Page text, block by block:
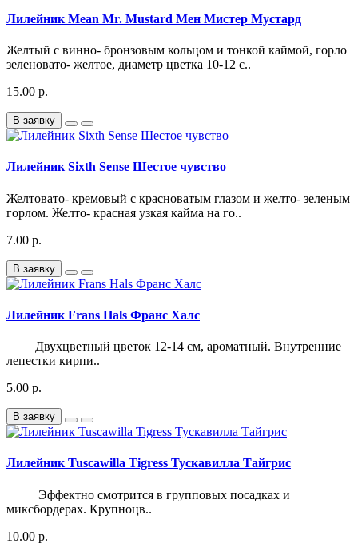
Лилейник Mean Mr. Mustard Мен Мистер Мустард
Желтый с винно- бронзовым кольцом и тонкой каймой, горло
зеленовато- желтое, диаметр цветка 10-12 с..
15.00 р.
В заявку
Лилейник Sixth Sense Шестое чувство
Желтовато- кремовый с красноватым глазом и желто- зеленым
горлом. Желто- красная узкая кайма на го..
7.00 р.
В заявку
Лилейник Frans Hals Франс Халс
Двухцветный цветок 12-14 см, ароматный. Внутренние
лепестки кирпи..
5.00 р.
В заявку
Лилейник Tuscawilla Tigress Тускавилла Тайгрис
Эффектно смотрится в групповых посадках и
миксбордерах. Крупноцв..
10.00 р.